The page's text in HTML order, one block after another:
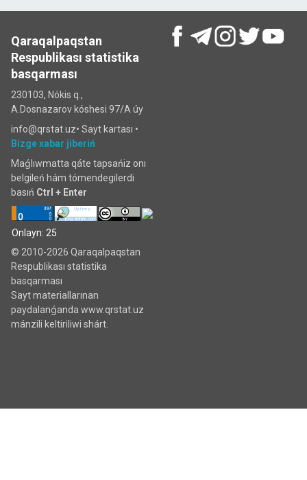
Qaraqalpaqstan
Respublikası statistika
basqarması
230103, Nókis q.,
A.Dosnazarov kóshesi 97/A úy
info@qrstat.uz• Sayt kartası •
Bizge xabar jiberiń
Maǵlıwmatta qáte tapsańiz onı
belgileń hám tómendegilerdi
basıń Ctrl + Enter
Onlayn: 25
© 2010-2026 Qaraqalpaqstan
Respublikası statistika
basqarması
Sayt materiallarınan
paydalanǵanda www.qrstat.uz
mánzili keltiriliwi shárt.